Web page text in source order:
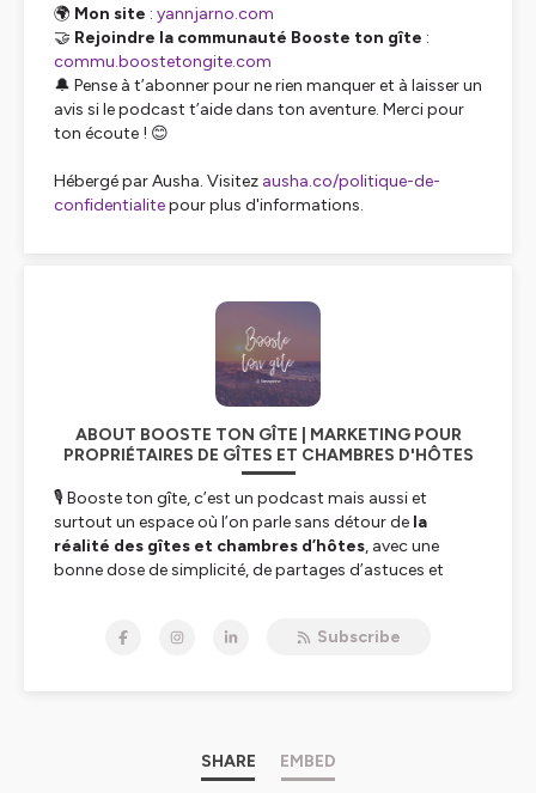
🌍 Mon site : yannjarno.com
🤝 Rejoindre la communauté Booste ton gîte :
commu.boostetongite.com
🔔 Pense à t’abonner pour ne rien manquer et à laisser un
avis si le podcast t’aide dans ton aventure. Merci pour
ton écoute ! 😊
Hébergé par Ausha. Visitez ausha.co/politique-de-
confidentialitepour plus d'informations.
ABOUT BOOSTE TON GÎTE | MARKETING POUR
PROPRIÉTAIRES DE GÎTES ET CHAMBRES D'HÔTES
🎙 Booste ton gîte, c’est un podcast mais aussi et
surtout un espace où l’on parle sans détour de la
réalité des gîtes et chambres d’hôtes, avec une
bonne dose de simplicité, de partages d’astuces et
Yann Jarno
, propriétaire du gîte La Maison
logement touristique pour structurer leur
communication et mettre en place un site internet
Subscribe
SHARE EMBED